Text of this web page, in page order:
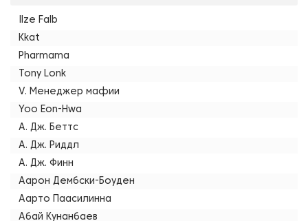
Ilze Falb
Kkat
Pharmama
Tony Lonk
V. Менеджер мафии
Yoo Eon-Hwa
А. Дж. Беттс
А. Дж. Риддл
А. Дж. Финн
Аарон Дембски-Боуден
Аарто Паасилинна
Абай Кунанбаев